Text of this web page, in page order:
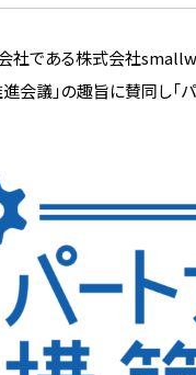
社である株式会社
会議」の趣旨に賛同し「